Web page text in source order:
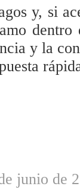
y, si
y la
junio de